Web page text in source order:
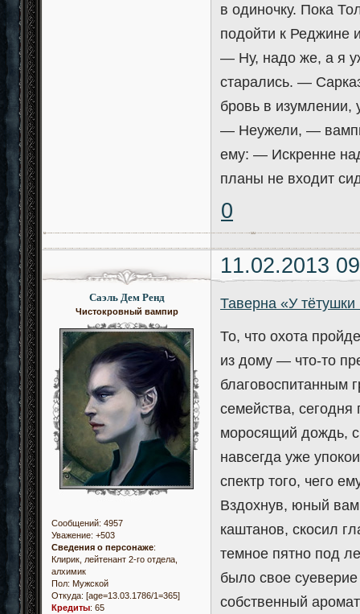
в одиночку. Пока
подойти к Реджине
— Ну, надо же, а я
старались. —
бровь в изумлении,
— Неужели, —
ему: — Искренне
планы не входит
0
11.02.2013
Саэль Дем Ренд
Чистокровный вампир
Сообщений: 4957
Уважение: +503
Сведения о персонаже:
Клирик, лейтенант 2-го отдела,
алхимик
Пол: Мужской
Откуда: [age=13.03.1786/1=365]
Кредиты: 65
Таверна «У
То, что охота
из дому — что-то
благовоспитанным
семейства,
моросящий дождь,
навсегда уже
спектр того, чего
Вздохнув, юный
каштанов, скосил
темное пятно под
было свое
собственный